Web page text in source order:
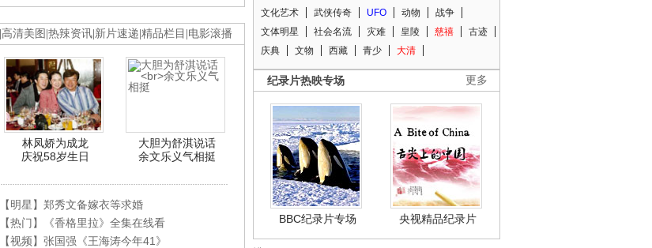
高清美图 热辣资讯 新片速递 精品栏目 电影滚播
林凤娇为成龙
庆祝58岁生日
大胆为舒淇说话
余文乐义气相挺
【明星】郑秀文备嫁衣等求婚
【热门】《香格里拉》全集在线看
【视频】张国强《王海涛今年41》
文化艺术
武侠传奇 UFO 动物
战争
文体明星
社会名流 灾难 皇陵 慈禧
古迹
庆典
文物 西藏 青少 大清
更多
纪录片热映专场
BBC纪录片专场 央视精品纪录片